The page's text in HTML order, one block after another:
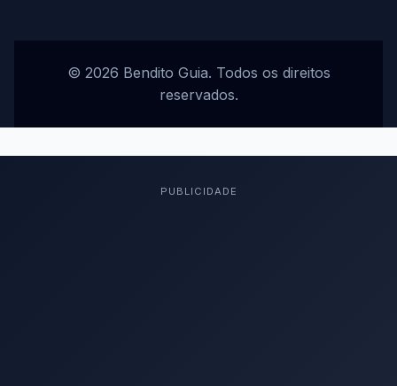
© 2026 Bendito Guia. Todos os direitos
reservados.